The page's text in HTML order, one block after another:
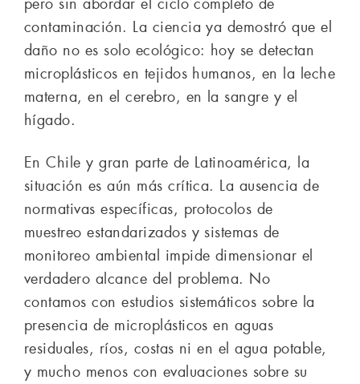
contaminación. La ciencia ya demostró que el
daño no es solo ecológico: hoy se detectan
microplásticos en tejidos humanos, en la leche
materna, en el cerebro, en la sangre y el
hígado.
En Chile y gran parte de Latinoamérica, la
situación es aún más crítica. La ausencia de
normativas específicas, protocolos de
muestreo estandarizados y sistemas de
monitoreo ambiental impide dimensionar el
verdadero alcance del problema. No
contamos con estudios sistemáticos sobre la
presencia de microplásticos en aguas
residuales, ríos, costas ni en el agua potable,
y mucho menos con evaluaciones sobre su